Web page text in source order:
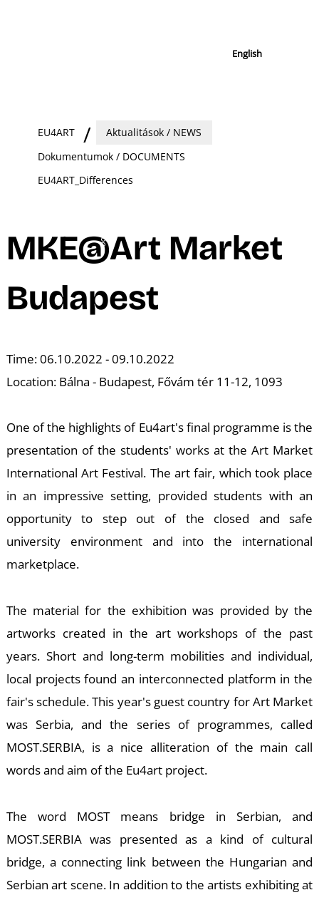
English
EU4ART
Aktualitások / NEWS
Dokumentumok / DOCUMENTS
EU4ART_Differences
MKE@Art Market
Budapest
Time: 06.10.2022 - 09.10.2022
Location: Bálna - Budapest, Fővám tér 11-12, 1093
One of the highlights of Eu4art's final programme is the
presentation of the students' works at the Art Market
International Art Festival. The art fair, which took place
in an impressive setting, provided students with an
opportunity to step out of the closed and safe
university environment and into the international
marketplace.
The material for the exhibition was provided by the
artworks created in the art workshops of the past
years. Short and long-term mobilities and individual,
local projects found an interconnected platform in the
fair's schedule. This year's guest country for Art Market
was Serbia, and the series of programmes, called
MOST.SERBIA, is a nice alliteration of the main call
words and aim of the Eu4art project.
The word MOST means bridge in Serbian, and
MOST.SERBIA was presented as a kind of cultural
bridge, a connecting link between the Hungarian and
Serbian art scene. In addition to the artists exhibiting at